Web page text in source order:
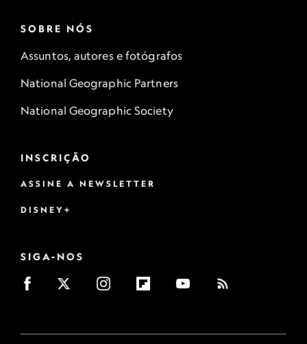
SOBRE NÓS
Assuntos, autores e fotógrafos
National Geographic Partners
National Geographic Society
INSCRIÇÃO
ASSINE A NEWSLETTER
DISNEY+
SIGA-NOS